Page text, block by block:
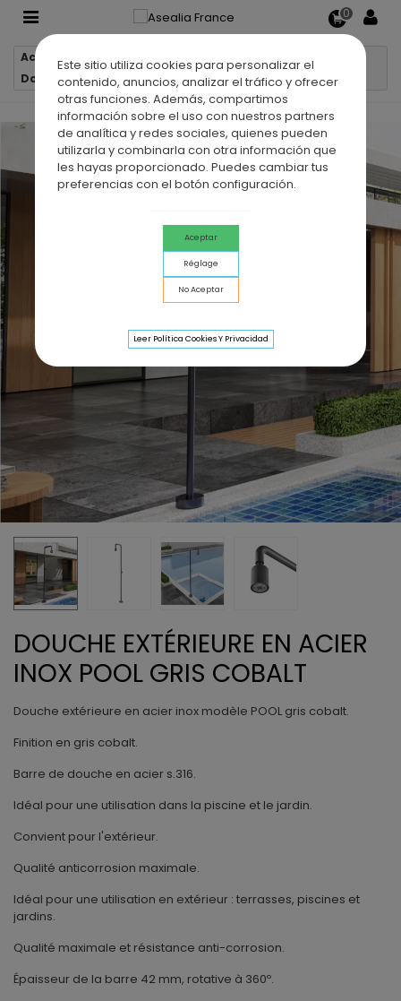
Este sitio utiliza cookies para personalizar el
contenido, anuncios, analizar el tráfico y ofrecer
otras funciones. Además, compartimos
información sobre el uso con nuestros partners
de analítica y redes sociales, quienes pueden
utilizarla y combinarla con otra información que
les hayas proporcionado. Puedes cambiar tus
preferencias con el botón configuración.
Aceptar
Réglage
No Aceptar
Leer Política Cookies Y Privacidad
0
Accueil
Douche extérieure en acier inox POOL gris cobalt
DOUCHE EXTÉRIEURE EN ACIER
INOX POOL GRIS COBALT
Douche extérieure en acier inox modèle POOL gris cobalt.
Finition en gris cobalt.
Barre de douche en acier s.316.
Idéal pour une utilisation dans la piscine et le jardin.
Convient pour l'extérieur.
Qualité anticorrosion maximale.
Idéal pour une utilisation en extérieur : terrasses, piscines et
jardins.
Qualité maximale et résistance anti-corrosion.
Épaisseur de la barre 42 mm, rotative à 360º.